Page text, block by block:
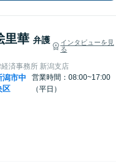
里華 弁護
インタビューを見
る
済事務所 新潟支店
潟市中
区
営業時間：08:00~17:00
（平日）